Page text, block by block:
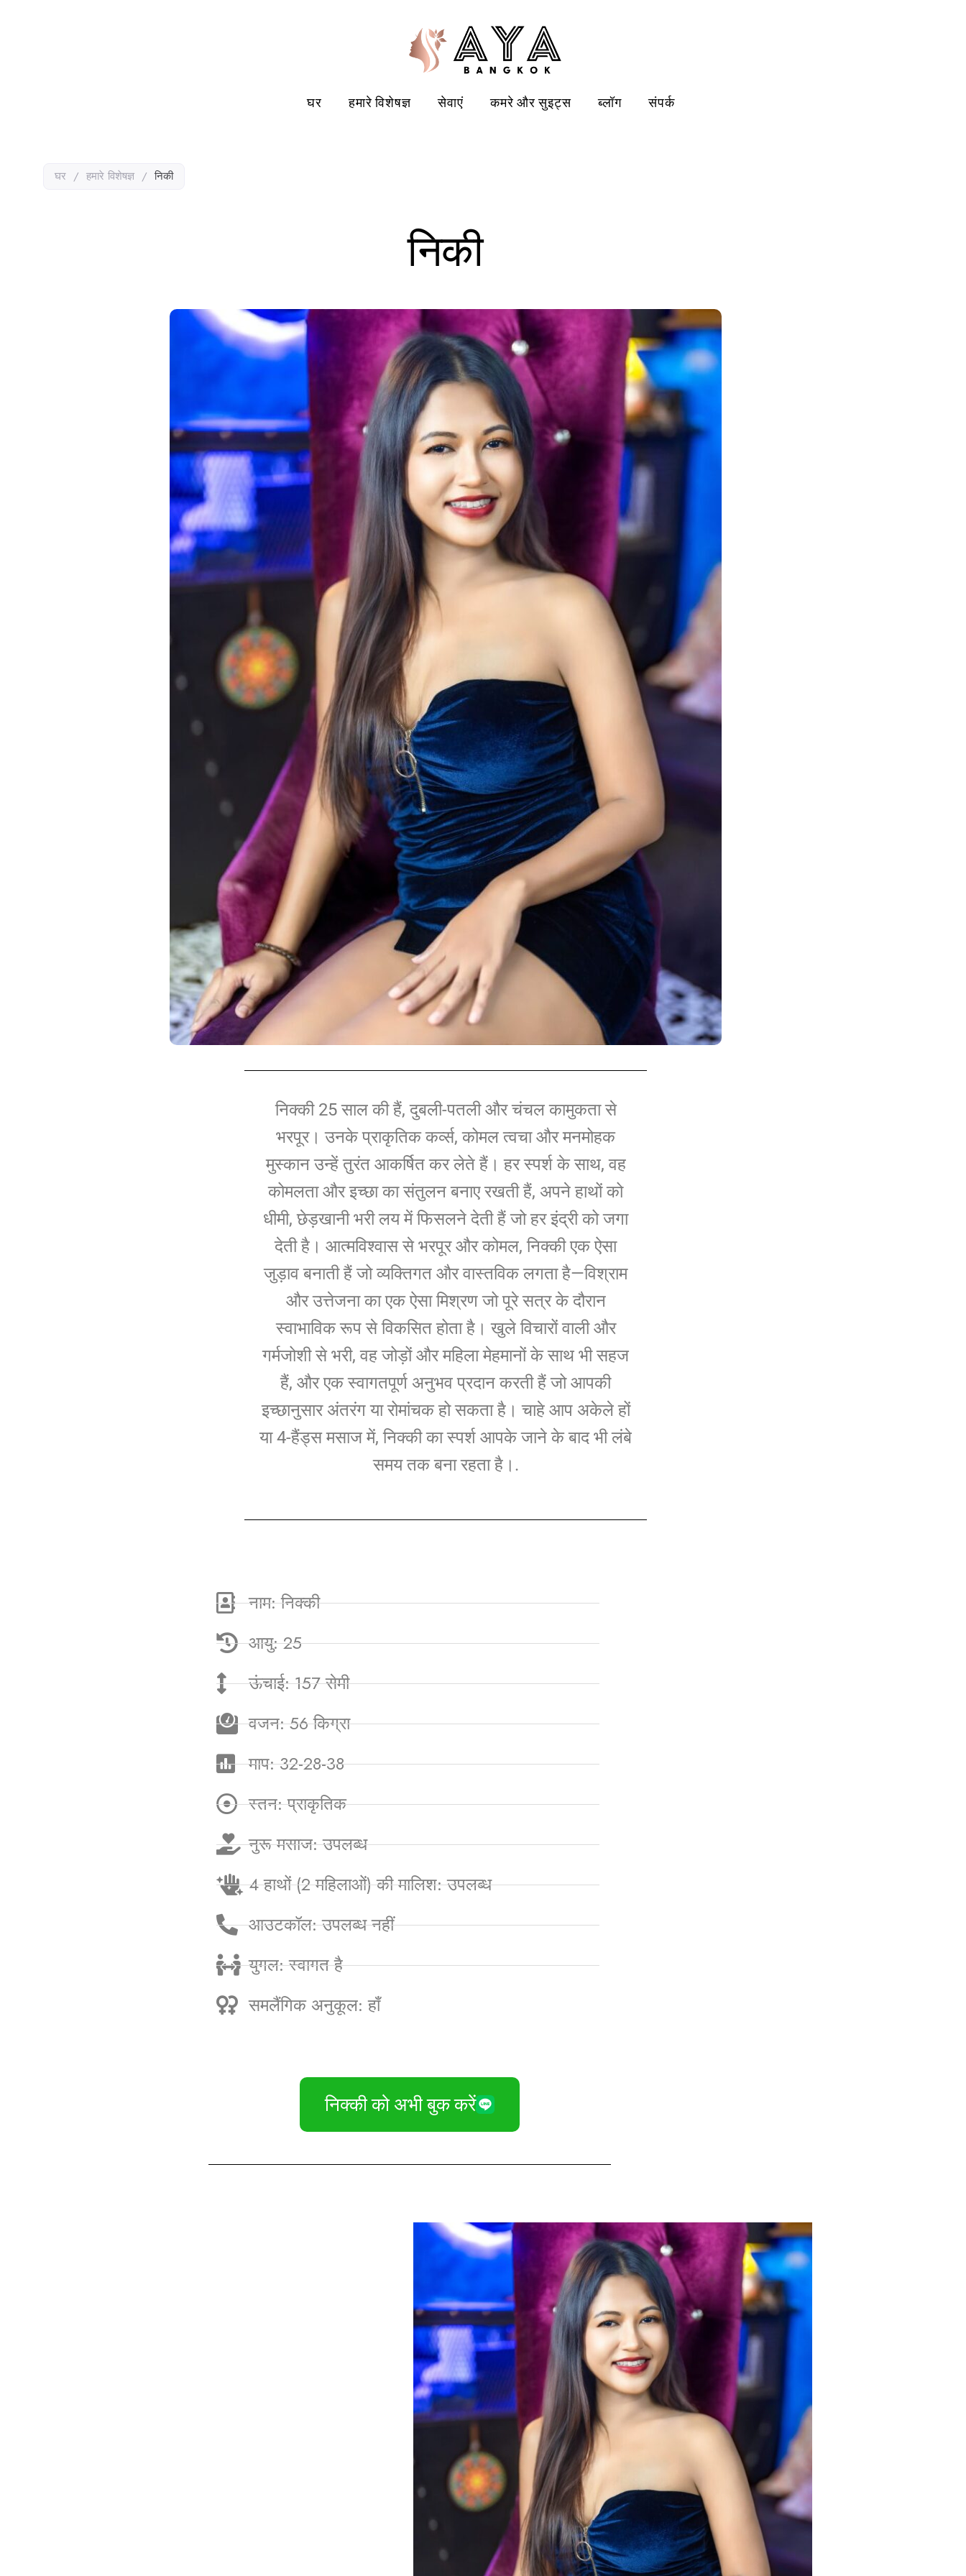
घर हमारे विशेषज्ञ सेवाएं कमरे और सुइट्स ब्लॉग संपर्क
घर / हमारे विशेषज्ञ / निकी
निकी
निक्की 25 साल की हैं, दुबली-पतली और चंचल कामुकता से
भरपूर। उनके प्राकृतिक कर्व्स, कोमल त्वचा और मनमोहक
मुस्कान उन्हें तुरंत आकर्षित कर लेते हैं। हर स्पर्श के साथ, वह
कोमलता और इच्छा का संतुलन बनाए रखती हैं, अपने हाथों को
धीमी, छेड़खानी भरी लय में फिसलने देती हैं जो हर इंद्री को जगा
देती है। आत्मविश्वास से भरपूर और कोमल, निक्की एक ऐसा
जुड़ाव बनाती हैं जो व्यक्तिगत और वास्तविक लगता है—विश्राम
और उत्तेजना का एक ऐसा मिश्रण जो पूरे सत्र के दौरान
स्वाभाविक रूप से विकसित होता है। खुले विचारों वाली और
गर्मजोशी से भरी, वह जोड़ों और महिला मेहमानों के साथ भी सहज
हैं, और एक स्वागतपूर्ण अनुभव प्रदान करती हैं जो आपकी
इच्छानुसार अंतरंग या रोमांचक हो सकता है। चाहे आप अकेले हों
या 4-हैंड्स मसाज में, निक्की का स्पर्श आपके जाने के बाद भी लंबे
समय तक बना रहता है।.
नाम: निक्की
आयु: 25
ऊंचाई: 157 सेमी
वजन: 56 किग्रा
माप: 32-28-38
स्तन: प्राकृतिक
नुरू मसाज: उपलब्ध
4 हाथों (2 महिलाओं) की मालिश: उपलब्ध
आउटकॉल: उपलब्ध नहीं
युगल: स्वागत है
समलैंगिक अनुकूल: हाँ
निक्की को अभी बुक करें